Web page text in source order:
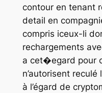
contour en tenant
detail en
compris iceux-li
rechargements
a cet�egard pour
n’autorisent
à l’égard de